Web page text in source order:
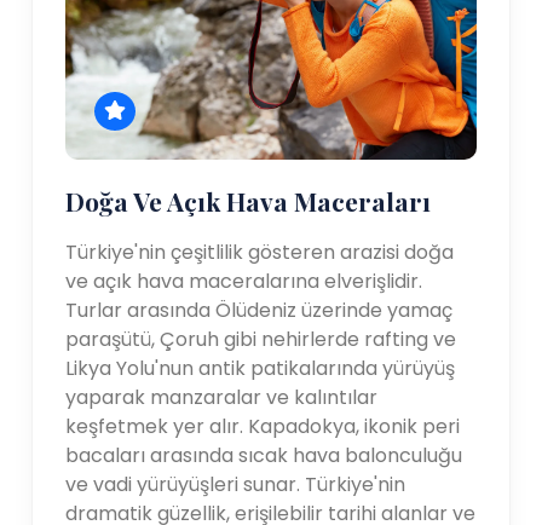
Doğa Ve Açık Hava Maceraları
Türkiye'nin çeşitlilik gösteren arazisi doğa
ve açık hava maceralarına elverişlidir.
Turlar arasında Ölüdeniz üzerinde yamaç
paraşütü, Çoruh gibi nehirlerde rafting ve
Likya Yolu'nun antik patikalarında yürüyüş
yaparak manzaralar ve kalıntılar
keşfetmek yer alır. Kapadokya, ikonik peri
bacaları arasında sıcak hava balonculuğu
ve vadi yürüyüşleri sunar. Türkiye'nin
dramatik güzellik, erişilebilir tarihi alanlar ve